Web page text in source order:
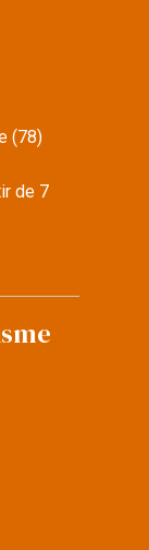
(78)
de 7